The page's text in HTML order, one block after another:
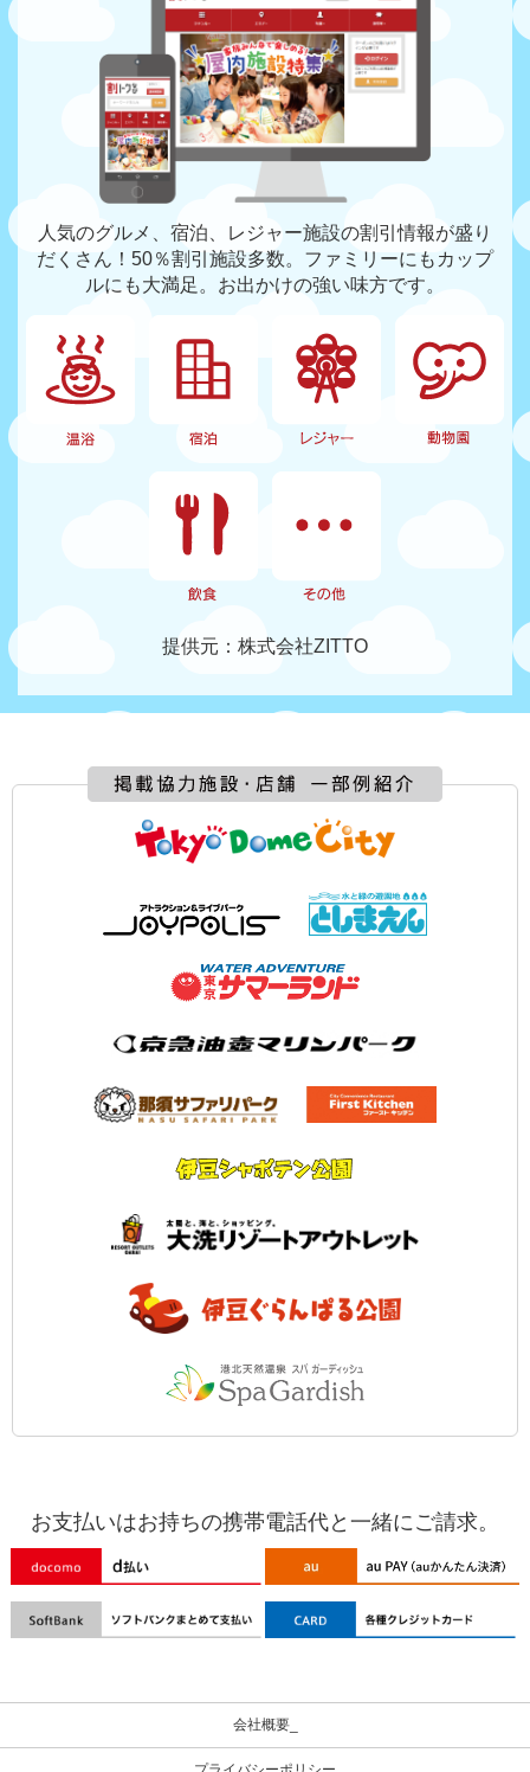
人気のグルメ、宿泊、レジャー施設の割引情報が盛り
だくさん！50％割引施設多数。ファミリーにもカップ
ルにも大満足。お出かけの強い味方です。
提供元：株式会社ZITTO
お支払いはお持ちの携帯電話代と一緒にご請求。
会社概要_